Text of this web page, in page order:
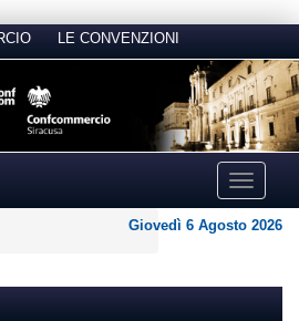
LE CONVENZIONI
Toggle
Giovedì 6 Agosto 2026